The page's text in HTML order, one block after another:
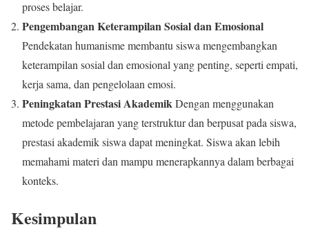
proses belajar.
Pengembangan Keterampilan Sosial dan Emosional
Pendekatan humanisme membantu siswa mengembangkan
keterampilan sosial dan emosional yang penting, seperti empati,
kerja sama, dan pengelolaan emosi.
Peningkatan Prestasi Akademik Dengan menggunakan
metode pembelajaran yang terstruktur dan berpusat pada siswa,
prestasi akademik siswa dapat meningkat. Siswa akan lebih
memahami materi dan mampu menerapkannya dalam berbagai
konteks.
Kesimpulan